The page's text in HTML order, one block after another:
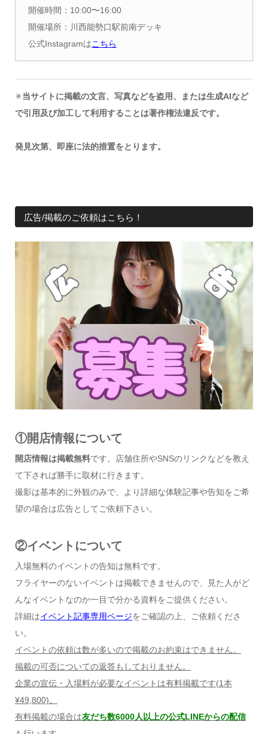
開催時間：10:00〜16:00
開催場所：川西能勢口駅前南デッキ
公式Instagramはこちら
✳︎当サイトに掲載の文言、写真などを盗用、または生成AIなど
で引用及び加工して利用することは著作権法違反です。
発見次第、即座に法的措置をとります。
広告/掲載のご依頼はこちら！
①開店情報について
開店情報は掲載無料です。店舗住所やSNSのリンクなどを教え
て下されば勝手に取材に行きます。
撮影は基本的に外観のみで、より詳細な体験記事や告知をご希
望の場合は広告としてご依頼下さい。
②イベントについて
入場無料のイベントの告知は無料です。
フライヤーのないイベントは掲載できませんので、見た人がど
んなイベントなのか一目で分かる資料をご提供ください。
詳細はイベント記事専用ページをご確認の上、ご依頼くださ
い。
イベントの依頼は数が多いので掲載のお約束はできません。
掲載の可否についての返答もしておりません。
企業の宣伝・入場料が必要なイベントは有料掲載です(1本
¥49,800)。
有料掲載の場合は友だち数6000人以上の公式LINEからの配信